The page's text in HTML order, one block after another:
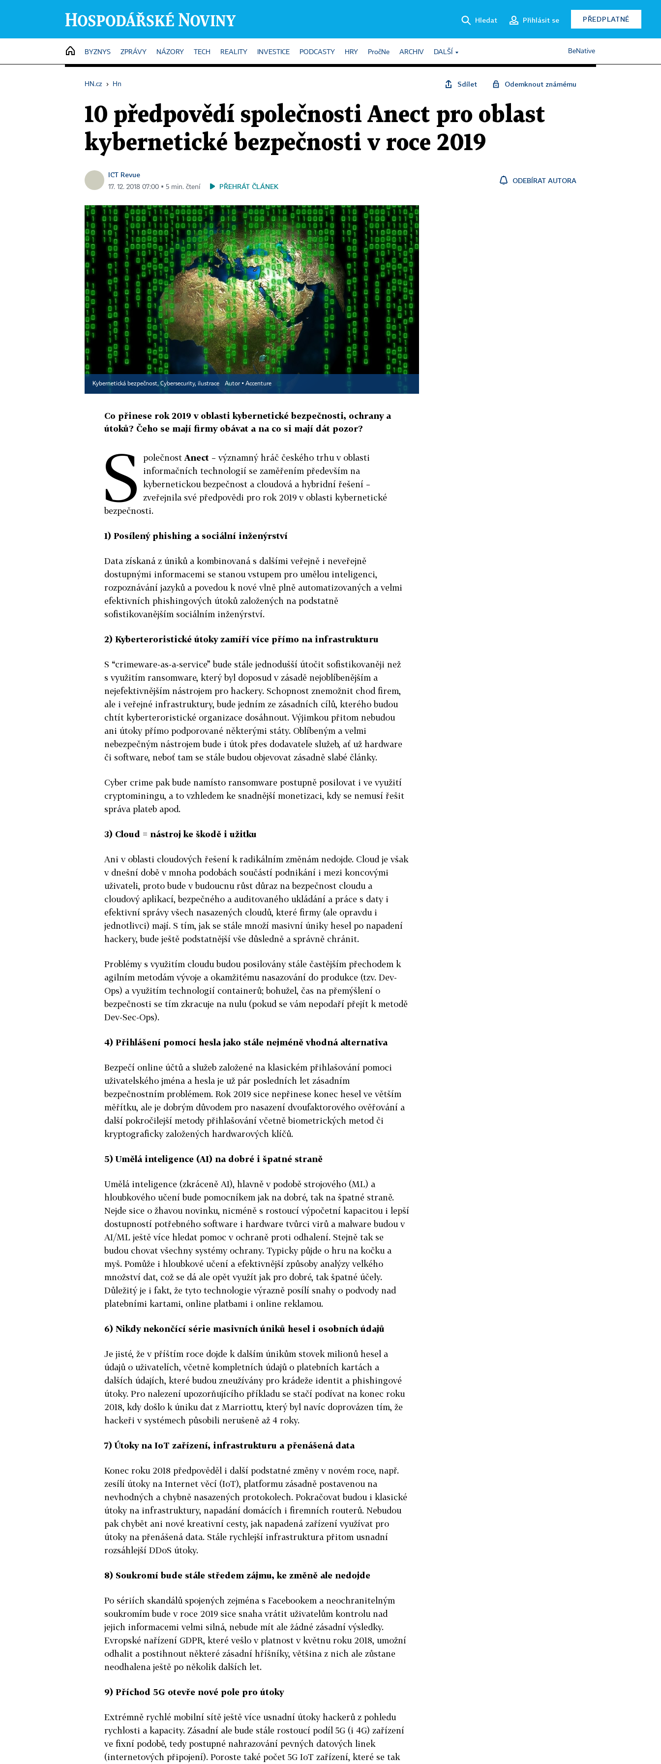
Hledat Přihlásit se PŘEDPLATNÉ
HOME
BYZNYS ZPRÁVY NÁZORY TECH REALITY INVESTICE PODCASTY HRY PročNe ARCHIV DALŠÍ BeNative
HN.cz › Hn Sdílet Odemknout známému
10 předpovědí společnosti Anect pro oblast
kybernetické bezpečnosti v roce 2019
ICT Revue
17. 12. 2018 07:00 ▪ 5 min. čtení PŘEHRÁT ČLÁNEK
ODEBÍRAT AUTORA
Kybernetická bezpečnost, Cybersecurity, ilustrace Autor ▪ Accenture
Co přinese rok 2019 v oblasti kybernetické bezpečnosti, ochrany a
útoků? Čeho se mají firmy obávat a na co si mají dát pozor?
S polečnost Anect – významný hráč českého trhu v oblasti
informačních technologií se zaměřením především na
kybernetickou bezpečnost a cloudová a hybridní řešení –
zveřejnila své předpovědi pro rok 2019 v oblasti kybernetické
bezpečnosti.
1) Posílený phishing a sociální inženýrství
Data získaná z úniků a kombinovaná s dalšími veřejně i neveřejně
dostupnými informacemi se stanou vstupem pro umělou inteligenci,
rozpoznávání jazyků a povedou k nové vlně plně automatizovaných a velmi
efektivních phishingových útoků založených na podstatně
sofistikovanějším sociálním inženýrství.
2) Kyberteroristické útoky zamíří více přímo na infrastrukturu
S “crimeware-as-a-service” bude stále jednodušší útočit sofistikovaněji než
s využitím ransomware, který byl doposud v zásadě nejoblíbenějším a
nejefektivnějším nástrojem pro hackery. Schopnost znemožnit chod firem,
ale i veřejné infrastruktury, bude jedním ze zásadních cílů, kterého budou
chtít kyberteroristické organizace dosáhnout. Výjimkou přitom nebudou
ani útoky přímo podporované některými státy. Oblíbeným a velmi
nebezpečným nástrojem bude i útok přes dodavatele služeb, ať už hardware
či software, neboť tam se stále budou objevovat zásadně slabé články.
Cyber crime pak bude namísto ransomware postupně posilovat i ve využití
cryptominingu, a to vzhledem ke snadnější monetizaci, kdy se nemusí řešit
správa plateb apod.
3) Cloud = nástroj ke škodě i užitku
Ani v oblasti cloudových řešení k radikálním změnám nedojde. Cloud je však
v dnešní době v mnoha podobách součástí podnikání i mezi koncovými
uživateli, proto bude v budoucnu růst důraz na bezpečnost cloudu a
cloudový aplikací, bezpečného a auditovaného ukládání a práce s daty i
efektivní správy všech nasazených cloudů, které firmy (ale opravdu i
jednotlivci) mají. S tím, jak se stále množí masivní úniky hesel po napadení
hackery, bude ještě podstatnější vše důsledně a správně chránit.
Problémy s využitím cloudu budou posilovány stále častějším přechodem k
agilním metodám vývoje a okamžitému nasazování do produkce (tzv. Dev-
Ops) a využitím technologií containerů; bohužel, čas na přemýšlení o
bezpečnosti se tím zkracuje na nulu (pokud se vám nepodaří přejít k metodě
Dev-Sec-Ops).
4) Přihlášení pomocí hesla jako stále nejméně vhodná alternativa
Bezpečí online účtů a služeb založené na klasickém přihlašování pomoci
uživatelského jména a hesla je už pár posledních let zásadním
bezpečnostním problémem. Rok 2019 sice nepřinese konec hesel ve větším
měřítku, ale je dobrým důvodem pro nasazení dvoufaktorového ověřování a
další pokročilejší metody přihlašování včetně biometrických metod či
kryptograficky založených hardwarových klíčů.
5) Umělá inteligence (AI) na dobré i špatné straně
Umělá inteligence (zkráceně AI), hlavně v podobě strojového (ML) a
hloubkového učení bude pomocníkem jak na dobré, tak na špatné straně.
Nejde sice o žhavou novinku, nicméně s rostoucí výpočetní kapacitou i lepší
dostupností potřebného software i hardware tvůrci virů a malware budou v
AI/ML ještě více hledat pomoc v ochraně proti odhalení. Stejně tak se
budou chovat všechny systémy ochrany. Typicky půjde o hru na kočku a
myš. Pomůže i hloubkové učení a efektivnější způsoby analýzy velkého
množství dat, což se dá ale opět využít jak pro dobré, tak špatné účely.
Důležitý je i fakt, že tyto technologie výrazně posílí snahy o podvody nad
platebními kartami, online platbami i online reklamou.
6) Nikdy nekončící série masivních úniků hesel i osobních údajů
Je jisté, že v příštím roce dojde k dalším únikům stovek milionů hesel a
údajů o uživatelích, včetně kompletních údajů o platebních kartách a
dalších údajích, které budou zneužívány pro krádeže identit a phishingové
útoky. Pro nalezení upozorňujícího příkladu se stačí podívat na konec roku
2018, kdy došlo k úniku dat z Marriottu, který byl navíc doprovázen tím, že
hackeři v systémech působili nerušeně až 4 roky.
7) Útoky na IoT zařízení, infrastrukturu a přenášená data
Konec roku 2018 předpověděl i další podstatné změny v novém roce, např.
zesílí útoky na Internet věcí (IoT), platformu zásadně postavenou na
nevhodných a chybně nasazených protokolech. Pokračovat budou i klasické
útoky na infrastruktury, napadání domácích i firemních routerů. Nebudou
pak chybět ani nové kreativní cesty, jak napadená zařízení využívat pro
útoky na přenášená data. Stále rychlejší infrastruktura přitom usnadní
rozsáhlejší DDoS útoky.
8) Soukromí bude stále středem zájmu, ke změně ale nedojde
Po sériích skandálů spojených zejména s Facebookem a neochranitelným
soukromím bude v roce 2019 sice snaha vrátit uživatelům kontrolu nad
jejich informacemi velmi silná, nebude mít ale žádné zásadní výsledky.
Evropské nařízení GDPR, které vešlo v platnost v květnu roku 2018, umožní
odhalit a postihnout některé zásadní hříšníky, většina z nich ale zůstane
neodhalena ještě po několik dalších let.
9) Příchod 5G otevře nové pole pro útoky
Extrémně rychlé mobilní sítě ještě více usnadní útoky hackerů z pohledu
rychlosti a kapacity. Zásadní ale bude stále rostoucí podíl 5G (i 4G) zařízení
ve fixní podobě, tedy postupné nahrazování pevných datových linek
(internetových připojení). Poroste také počet 5G IoT zařízení, které se tak